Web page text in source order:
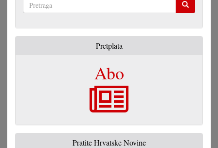
Pretplata
Abo
Pratite Hrvatske Novine